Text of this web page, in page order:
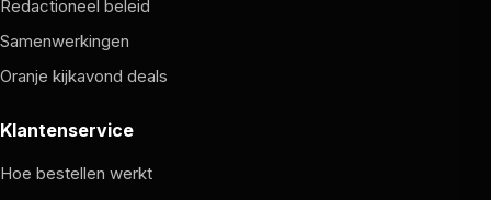
Redactioneel beleid
Samenwerkingen
Oranje kijkavond deals
Klantenservice
Hoe bestellen werkt